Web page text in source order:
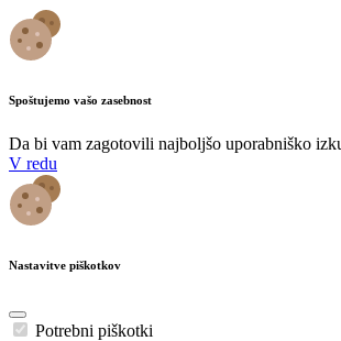
Spoštujemo vašo zasebnost
Da bi vam zagotovili najboljšo uporabniško
V redu
Nastavitve piškotkov
Potrebni piškotki